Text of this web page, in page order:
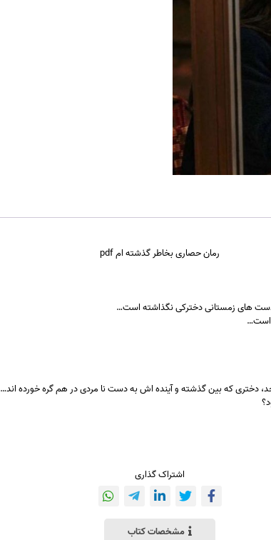
رمانحصاری بخاطر گذشته ام pdf
های زمستانی دخترکی نگذاشته است…
است…
دختری که بین گذشته و آینده اش به دست نا مردی در هم گره خورده اند…
اشتراک گذاری
مشخصات کتاب